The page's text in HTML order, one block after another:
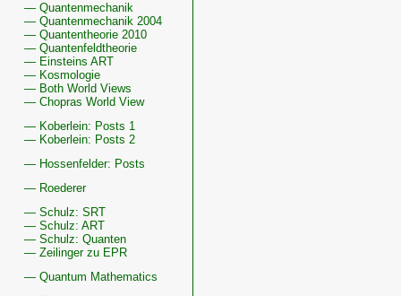
— Quantenmechanik
— Quantenmechanik 2004
— Quantentheorie 2010
— Quantenfeldtheorie
— Einsteins ART
— Kosmologie
— Both World Views
— Chopras World View
— Koberlein: Posts 1
— Koberlein: Posts 2
— Hossenfelder: Posts
— Roederer
— Schulz: SRT
— Schulz: ART
— Schulz: Quanten
— Zeilinger zu EPR
— Quantum Mathematics